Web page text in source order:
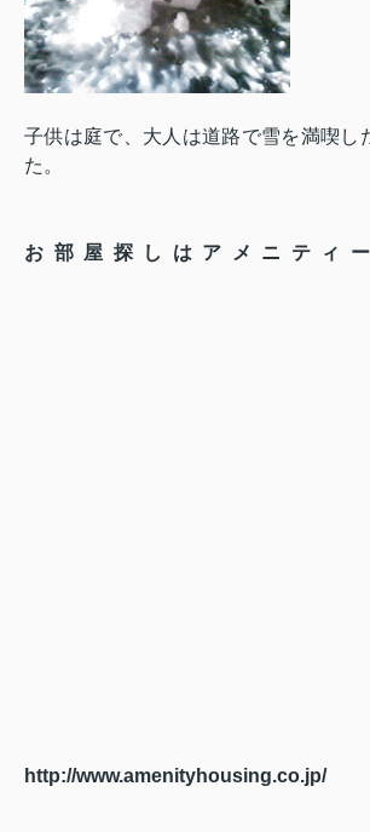
子供は庭で、大人は道路で雪を満喫し
た。
お部屋探しはアメニティ
http://www.amenityhousing.co.jp/